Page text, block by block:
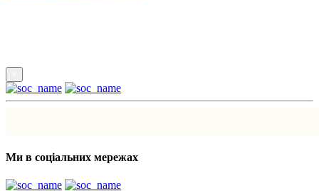
Ми в соціальних мережах